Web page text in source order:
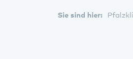
Sie sind hier: